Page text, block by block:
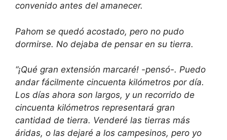
convenido antes del amanecer.
Pahom se quedó acostado, pero no pudo
dormirse. No dejaba de pensar en su tierra.
“¡Qué gran extensión marcaré! -pensó-. Puedo
andar fácilmente cincuenta kilómetros por día.
Los días ahora son largos, y un recorrido de
cincuenta kilómetros representará gran
cantidad de tierra. Venderé las tierras más
áridas, o las dejaré a los campesinos, pero yo